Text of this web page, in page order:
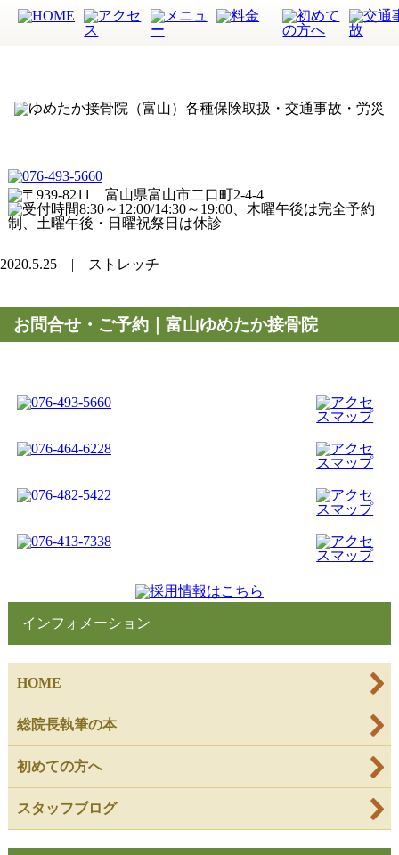
2020.5.25 | ストレッチ
お問合せ・ご予約｜富山ゆめたか接骨院
インフォメーション
HOME
総院長執筆の本
初めての方へ
スタッフブログ